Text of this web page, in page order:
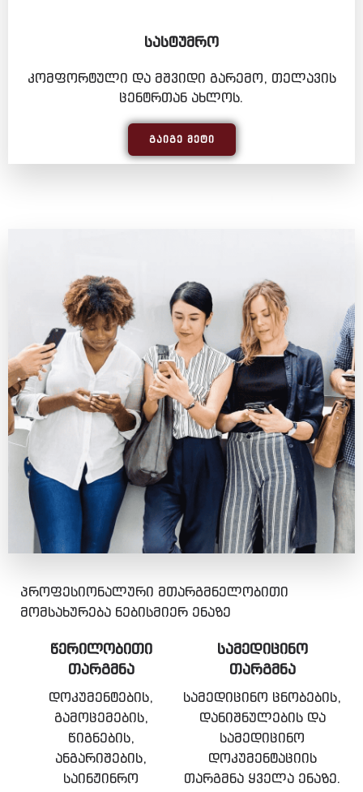
ᲡᲐᲡᲢᲣᲛᲠᲝ
კომფორტული და მშვიდი გარემო, თელავის
ცენტრთან ახლოს.
ᲒᲐᲘᲒᲔ ᲛᲔᲢᲘ
პროფესიონალური მთარგმნელობითი
მომსახურება ნებისმიერ ენაზე
ᲬᲔᲠᲘᲚᲝᲑᲘᲗᲘ
ᲗᲐᲠᲒᲛᲜᲐ
დოკუმენტების,
გამოცემების,
წიგნების,
ანგარიშების,
საინჟინრო
ᲡᲐᲛᲔᲓᲘᲪᲘᲜᲝ
ᲗᲐᲠᲒᲛᲜᲐ
სამედიცინო ცნობების,
დანიშნულების და
სამედიცინო
დოკუმენტაციის
თარგმნა ყველა ენაზე.